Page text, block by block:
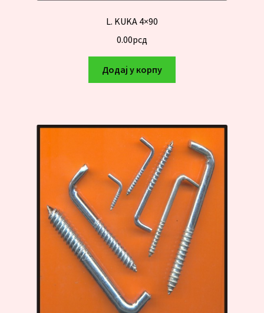
L. KUKA 4×90
0.00рсд
Додај у корпу